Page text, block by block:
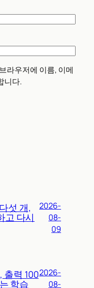
라우저에 이름, 이메
니다.
섯 개,
고 다시
2026-
08-
09
출력 100
학습
2026-
08-